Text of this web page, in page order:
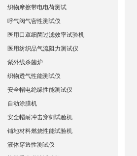
织物摩擦带电电荷测试
呼气阀气密性测试仪
医用口罩细菌过滤效率试验机
医用纺织品气流阻力测试仪
紫外线杀菌炉
织物透气性能测试仪
安全帽电绝缘性能测试仪
自动涂膜机
安全帽耐冲击穿刺试验机
铺地材料燃烧性能试验机
液体穿透性测试仪